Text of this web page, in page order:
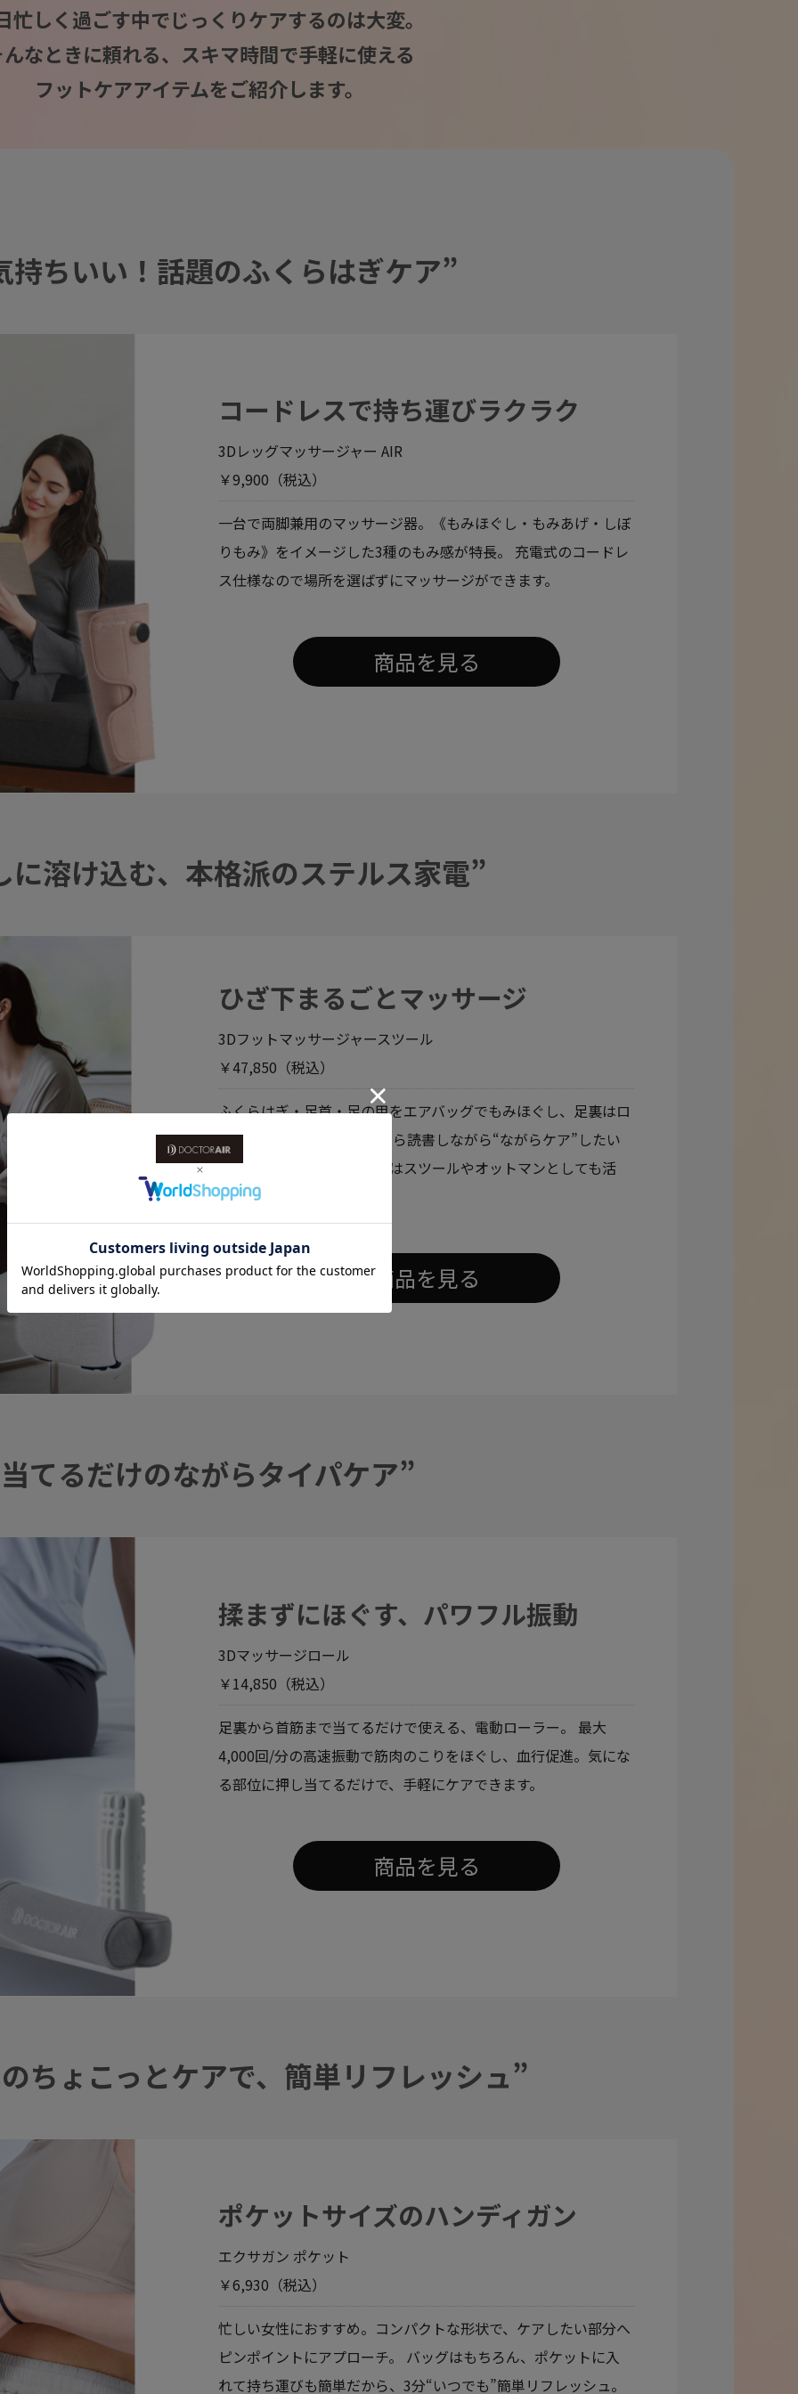
忙しく過ごす中でじっくりケアするのは大変。
なときに頼れる、スキマ時間で手軽に使える
フットケアアイテムをご紹介します。
持ちいい！話題のふくらはぎケア”
コードレスで持ち運びラクラク
3Dレッグマッサージャー AIR
￥9,900（税込）
一台で両脚兼用のマッサージ器。《もみほぐし・もみあげ・しぼ
りもみ》をイメージした3種のもみ感が特長。 充電式のコードレ
ス仕様なので場所を選ばずにマッサージができます。
商品を見る
に溶け込む、本格派のステルス家電”
ひざ下まるごとマッサージ
3Dフットマッサージャースツール
￥47,850（税込）
ふくらはぎ・足首・足の甲をエアバッグでもみほぐし、足裏はロ
ーラーが刺激。 仕事しながら読書しながら“ながらケア”したい
人におすすめ。使わない時はスツールやオットマンとしても活
躍。
商品を見る
てるだけのながらタイパケア”
揉まずにほぐす、パワフル振動
3Dマッサージロール
￥14,850（税込）
足裏から首筋まで当てるだけで使える、電動ローラー。 最大
4,000回/分の高速振動で筋肉のこりをほぐし、血行促進。気にな
る部位に押し当てるだけで、手軽にケアできます。
商品を見る
ちょこっとケアで、簡単リフレッシュ”
ポケットサイズのハンディガン
エクサガン ポケット
￥6,930（税込）
忙しい女性におすすめ。コンパクトな形状で、ケアしたい部分へ
ピンポイントにアプローチ。 バッグはもちろん、ポケットに入
れて持ち運びも簡単だから、3分“いつでも”簡単リフレッシュ。